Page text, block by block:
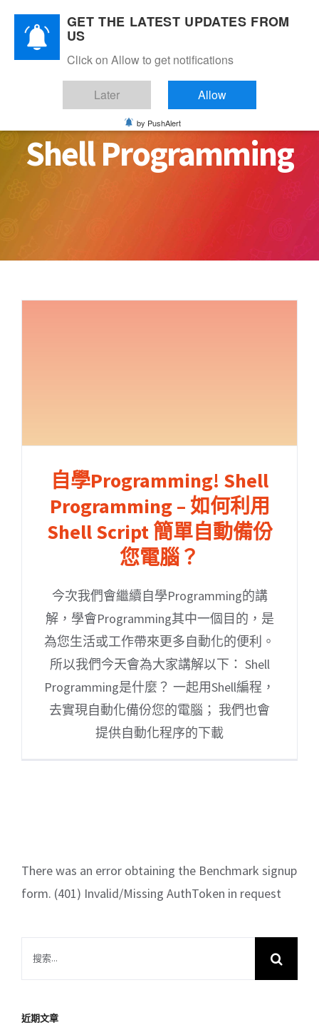
Skip
content
Shell Programming
自學Programming! Shell
Programming – 如何利用
Shell Script 簡單自動備份
您電腦？
今次我們會繼續自學Programming的講
解，學會Programming其中一個目的，是
為您生活或工作帶來更多自動化的便利。
所以我們今天會為大家講解以下： Shell
Programming是什麼？ 一起用Shell編程，
去實現自動化備份您的電腦； 我們也會
提供自動化程序的下載
There was an error obtaining the Benchmark signup
form. (401) Invalid/Missing AuthToken in request
果：
近期文章
GET THE LATEST UPDATES FROM
US
Click on Allow to get notifications
Later Allow
by PushAlert